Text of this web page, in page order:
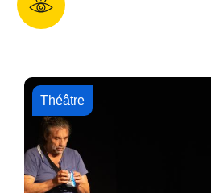
Théâtre